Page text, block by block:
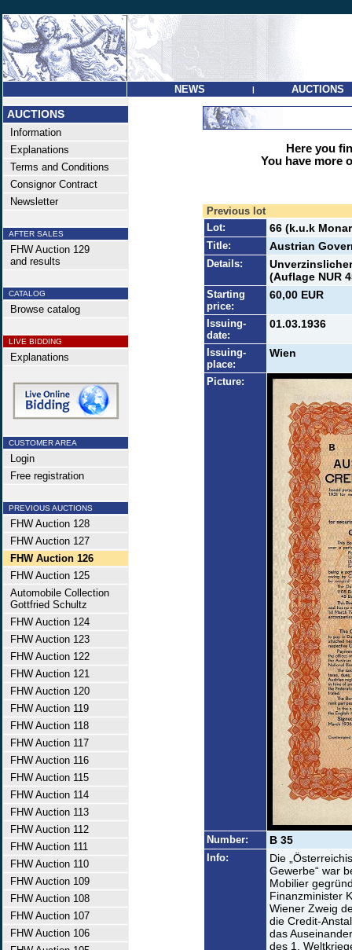
NEWS | AUCTIONS
AUCTIONS
Information
Explanations
Terms and Conditions
Consignor Contract
Newsletter
AFTER SALES
FHW Auction 129
and results
CATALOG
Browse catalog
LIVE BIDDING
Explanations
CUSTOMER AREA
Login
Free registration
PREVIOUS AUCTIONS
FHW Auction 128
FHW Auction 127
FHW Auction 126
FHW Auction 125
Automobile Collection
Gottfried Schultz
FHW Auction 124
FHW Auction 123
FHW Auction 122
FHW Auction 121
FHW Auction 120
FHW Auction 119
FHW Auction 118
FHW Auction 117
FHW Auction 116
FHW Auction 115
FHW Auction 114
FHW Auction 113
FHW Auction 112
FHW Auction 111
FHW Auction 110
FHW Auction 109
FHW Auction 108
FHW Auction 107
FHW Auction 106
Here you
You have more
Previous lot
Lot:
66 (k.u.k
Title: Austrian
Details:
(Auflage NUR
Starting
price:
60,00 EUR
Issuing-
date:
01.03.1936
Issuing-
place:
Wien
Picture:
Number: B 35
Info:
Die
Gewerbe“ war
Mobilier
Finanzminister
Wiener Zweig
die Credit-
das
des 1.